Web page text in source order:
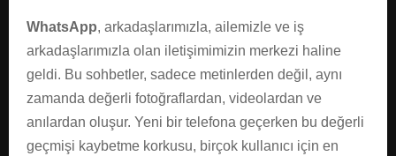
WhatsApp, arkadaşlarımızla, ailemizle ve iş
arkadaşlarımızla olan iletişimimizin merkezi haline
geldi. Bu sohbetler, sadece metinlerden değil, aynı
zamanda değerli fotoğraflardan, videolardan ve
anılardan oluşur. Yeni bir telefona geçerken bu değerli
geçmişi kaybetme korkusu, birçok kullanıcı için en